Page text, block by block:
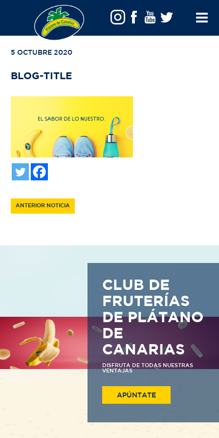
Menu
VOLVER A TU BÚSQUEDA
5 OCTUBRE 2020
BLOG-TITLE
ANTERIOR NOTICIA
CLUB DE
FRUTERÍAS
DE PLÁTANO
DE
CANARIAS
DISFRUTA DE TODAS NUESTRAS
VENTAJAS
APÚNTATE